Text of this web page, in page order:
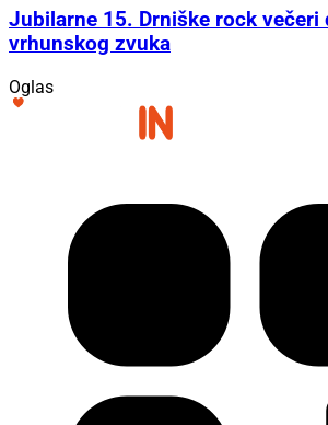
Jubilarne 15. Drniške rock večeri
vrhunskog zvuka
Oglas